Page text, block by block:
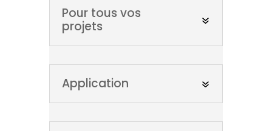
Pour tous vos
projets
Application